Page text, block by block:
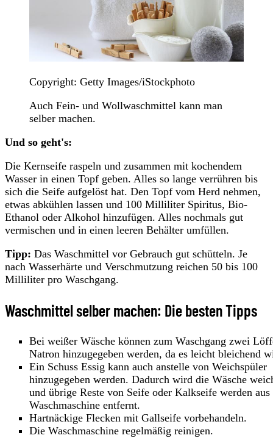
Copyright: Getty Images/iStockphoto
Auch Fein- und Wollwaschmittel kann man
selber machen.
Und so geht's:
Die Kernseife raspeln und zusammen mit kochendem
Wasser in einen Topf geben. Alles so lange verrühren bis
sich die Seife aufgelöst hat. Den Topf vom Herd nehmen,
etwas abkühlen lassen und 100 Milliliter Spiritus, Bio-
Ethanol oder Alkohol hinzufügen. Alles nochmals gut
vermischen und in einen leeren Behälter umfüllen.
Tipp: Das Waschmittel vor Gebrauch gut schütteln. Je
nach Wasserhärte und Verschmutzung reichen 50 bis 100
Milliliter pro Waschgang.
Waschmittel selber machen: Die besten Tipps
Bei weißer Wäsche können zum Waschgang zwei
Natron hinzugegeben werden, da es leicht bleichend
Ein Schuss Essig kann auch anstelle von Weichspüler
hinzugegeben werden. Dadurch wird die Wäsche
und übrige Reste von Seife oder Kalkseife werden aus
Waschmaschine entfernt.
Hartnäckige Flecken mit Gallseife vorbehandeln.
Die Waschmaschine regelmäßig reinigen.